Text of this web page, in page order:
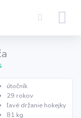
útočník
29 rokov
ľavé držanie hokejky
81 kg